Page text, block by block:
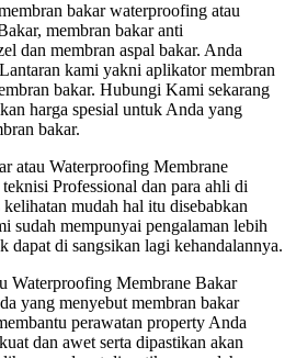
bakar waterproofing atau
membran bakar anti
dan membran aspal bakar. Anda
kami yakni aplikator membran
bakar. Hubungi Kami sekarang
harga spesial untuk Anda yang
bakar.
atau Waterproofing Membrane
Professional dan para ahli di
mudah hal itu disebabkan
sudah mempunyai pengalaman lebih
dapat di sangsikan lagi kehandalannya.
Waterproofing Membrane Bakar
yang menyebut membran bakar
perawatan property Anda
dan awet serta dipastikan akan